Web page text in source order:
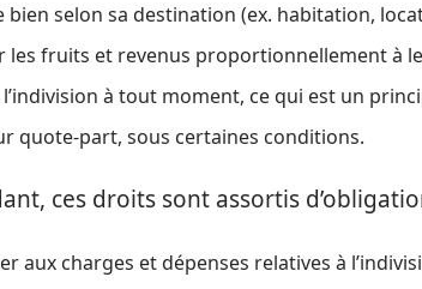
bien selon sa destination (ex. habitation,
les fruits et revenus proportionnellement à
à tout moment, ce qui est un
quote-part, sous certaines conditions.
ces droits sont assortis
aux charges et dépenses relatives à